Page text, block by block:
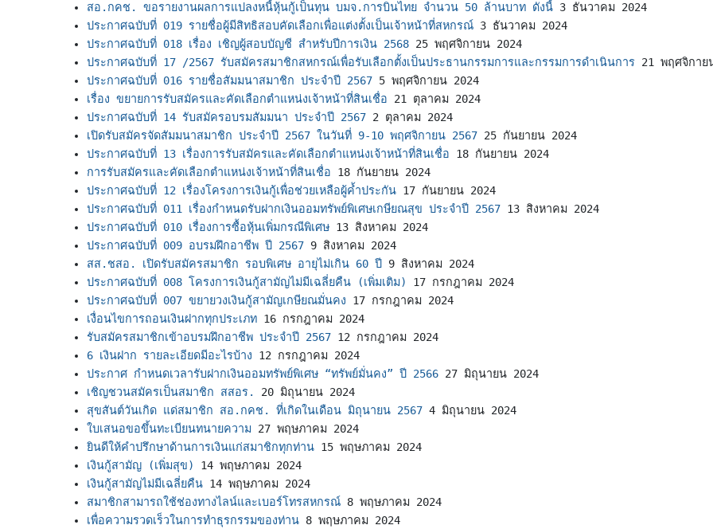
สอ.กคช. ขอรายงานผลการแปลงหนี้หุ้นกู้เป็นทุน บมจ.การบินไทย จำนวน 50 ล้านบาท ดังนี้ 3 ธันวาคม 2024
ประกาศฉบับที่ 019 รายชื่อผู้มีสิทธิสอบคัดเลือกเพื่อแต่งตั้งเป็นเจ้าหน้าที่สหกรณ์ 3 ธันวาคม 2024
ประกาศฉบับที่ 018 เรื่อง เชิญผู้สอบบัญชี สำหรับปีการเงิน 2568 25 พฤศจิกายน 2024
ประกาศฉบับที่ 17 /2567 รับสมัครสมาชิกสหกรณ์เพื่อรับเลือกตั้งเป็นประธานกรรมการและกรรมการดำเนินการ 21 พฤศจิกาย
ประกาศฉบับที่ 016 รายชื่อสัมมนาสมาชิก ประจำปี 2567 5 พฤศจิกายน 2024
เรื่อง ขยายการรับสมัครและคัดเลือกตำแหน่งเจ้าหน้าที่สินเชื่อ
21 ตุลาคม 2024
ประกาศฉบับที่ 14 รับสมัครอบรมสัมมนา ประจำปี 2567 2 ตุลาคม 2024
เปิดรับสมัครจัดสัมมนาสมาชิก ประจำปี 2567 ในวันที่ 9-10 พฤศจิกายน 2567 25 กันยายน 2024
ประกาศฉบับที่ 13 เรื่องการรับสมัครและคัดเลือกตำแหน่งเจ้าหน้าที่สินเชื่อ
18 กันยายน 2024
การรับสมัครและคัดเลือกตำแหน่งเจ้าหน้าที่สินเชื่อ
18 กันยายน 2024
ประกาศฉบับที่ 12 เรื่องโครงการเงินกู้เพื่อช่วยเหลือผู้ค้ำประกัน 17 กันยายน 2024
ประกาศฉบับที่ 011 เรื่องกำหนดรับฝากเงินออมทรัพย์พิเศษเกษียณสุข ประจำปี 2567 13 สิงหาคม 2024
ประกาศฉบับที่ 010 เรื่องการซื้อหุ้นเพิ่มกรณีพิเศษ 13 สิงหาคม 2024
ประกาศฉบับที่ 009 อบรมฝึกอาชีพ ปี 2567 9 สิงหาคม 2024
สส.ชสอ. เปิดรับสมัครสมาชิก รอบพิเศษ อายุไม่เกิน 60 ปี
9 สิงหาคม 2024
ประกาศฉบับที่ 008 โครงการเงินกู้สามัญไม่มีเฉลี่ยคืน (เพิ่มเติม)
17 กรกฎาคม 2024
ประกาศฉบับที่ 007 ขยายวงเงินกู้สามัญเกษียณมั่นคง
17 กรกฎาคม 2024
เงื่อนไขการถอนเงินฝากทุกประเภท 16 กรกฎาคม 2024
รับสมัครสมาชิกเข้าอบรมฝึกอาชีพ ประจำปี 2567 12 กรกฎาคม 2024
6 เงินฝาก รายละเอียดมีอะไรบ้าง
12 กรกฎาคม 2024
ประกาศ กำหนดเวลารับฝากเงินออมทรัพย์พิเศษ “ทรัพย์มั่นคง” ปี 2566 27 มิถุนายน 2024
เชิญชวนสมัครเป็นสมาชิก สสอร.
20 มิถุนายน 2024
สุขสันต์วันเกิด แด่สมาชิก สอ.กคช. ที่เกิดในเดือน มิถุนายน 2567 4 มิถุนายน 2024
ใบเสนอขอขึ้นทะเบียนทนายความ
27 พฤษภาคม 2024
ยินดีให้คำปรึกษาด้านการเงินแก่สมาชิกทุกท่าน 15 พฤษภาคม 2024
เงินกู้สามัญ (เพิ่มสุข)
14 พฤษภาคม 2024
เงินกู้สามัญไม่มีเฉลี่ยคืน 14 พฤษภาคม 2024
สมาชิกสามารถใช้ช่องทางไลน์และเบอร์โทรสหกรณ์ 8 พฤษภาคม 2024
เพื่อความรวดเร็วในการทำธุรกรรมของท่าน 8 พฤษภาคม 2024